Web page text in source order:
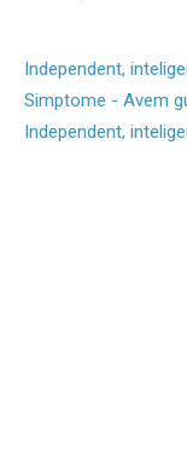
Independent,
Simptome - Avem
Independent,